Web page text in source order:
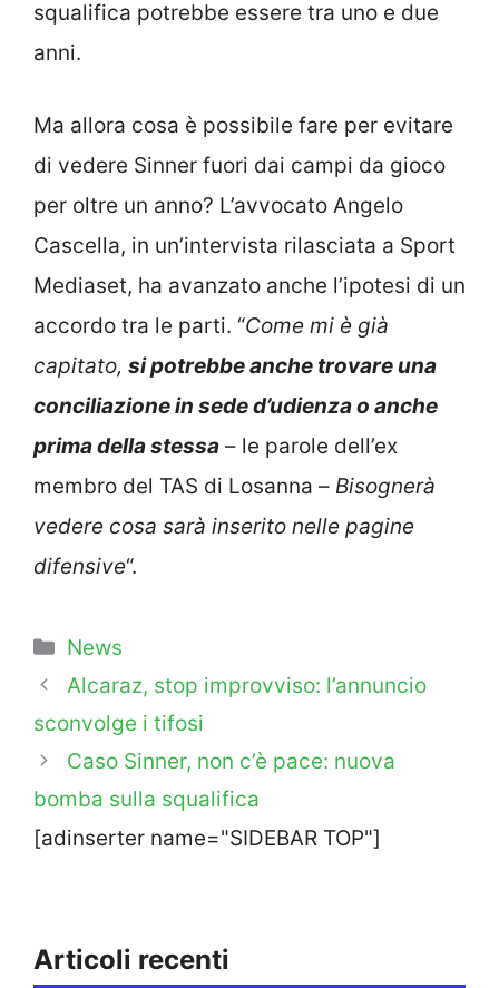
squalifica potrebbe essere tra uno e due
anni.
Ma allora cosa è possibile fare per evitare
di vedere Sinner fuori dai campi da gioco
per oltre un anno? L’avvocato Angelo
Cascella, in un’intervista rilasciata a Sport
Mediaset, ha avanzato anche l’ipotesi di un
accordo tra le parti. “Come mi è già
capitato, si potrebbe anche trovare una
conciliazione in sede d’udienza o anche
prima della stessa – le parole dell’ex
membro del TAS di Losanna – Bisognerà
vedere cosa sarà inserito nelle pagine
difensive“.
Categorie
News
Alcaraz, stop improvviso: l’annuncio
sconvolge i tifosi
Caso Sinner, non c’è pace: nuova
bomba sulla squalifica
[adinserter name="SIDEBAR TOP"]
Articoli recenti